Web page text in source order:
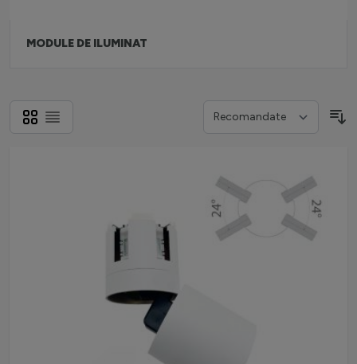
MODULE DE ILUMINAT
Grilă
Listă